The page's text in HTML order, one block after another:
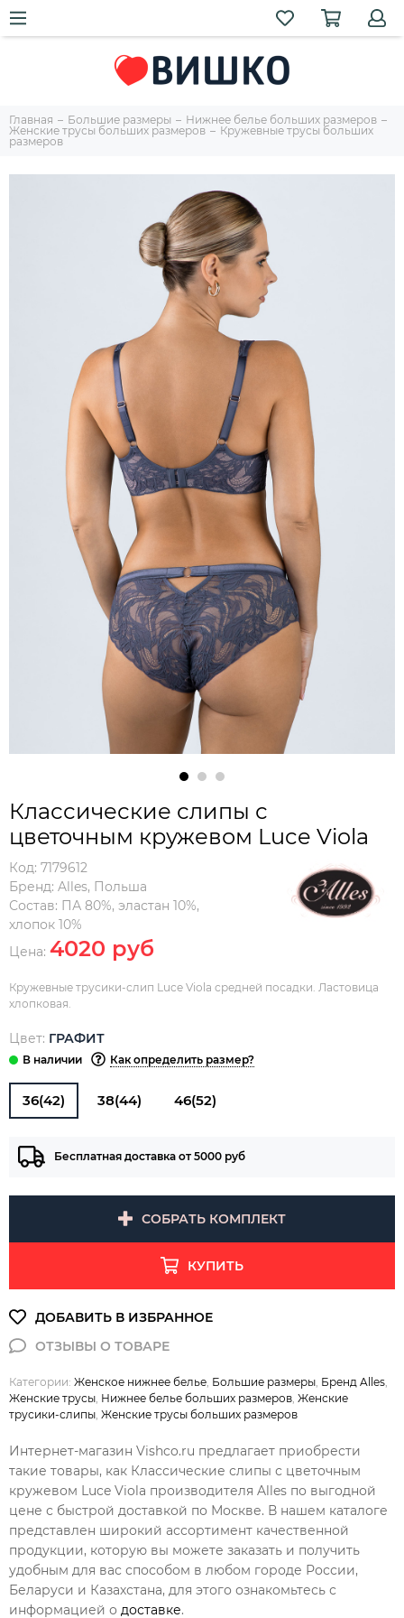
Главная Большие размеры
Нижнее белье больших размеров
Женские трусы больших размеров
Кружевные трусы больших
размеров
Классические слипы с
цветочным кружевом Luce Viola
Код: 7179612
Бренд: Alles, Польша
Состав: ПА 80%, эластан 10%,
хлопок 10%
Цена: 4020 руб
Кружевные трусики-слип Luce Viola средней посадки. Ластовица
хлопковая.
Цвет: ГРАФИТ
Как определить размер?
36(42) 38(44) 46(52)
Бесплатная доставка от 5000 руб
СОБРАТЬ КОМПЛЕКТ
КУПИТЬ
Категории: Женское нижнее белье Большие размеры Бренд Alles
Женские трусы Нижнее белье больших размеров Женские
трусики-слипы Женские трусы больших размеров
Интернет-магазин Vishco.ru предлагает приобрести
такие товары, как Классические слипы с цветочным
кружевом Luce Viola производителя Alles по выгодной
цене с быстрой доставкой по Москве. В нашем каталоге
представлен широкий ассортимент качественной
продукции, которую вы можете заказать и получить
удобным для вас способом в любом городе России,
Беларуси и Казахстана, для этого ознакомьтесь с
информацией о доставке.